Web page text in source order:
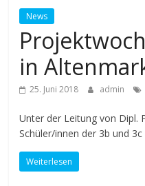
News
in
25. Juni 2018 admin
Unter der Leitung von Dipl.
Schüler/innen der 3b und
Weiterlesen